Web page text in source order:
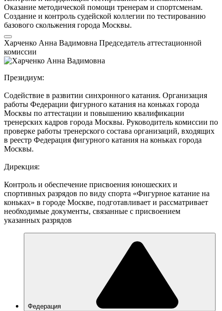
Оказание методической помощи тренерам и спортсменам.
Создание и контроль судейской коллегии по тестированию
базового скольжения города Москвы.
Харченко Анна Вадимовна Председатель аттестационной
комиссии
Президиум:
Содействие в развитии синхронного катания. Организация
работы Федерации фигурного катания на коньках города
Москвы по аттестации и повышению квалификации
тренерских кадров города Москвы. Руководитель комиссии по
проверке работы тренерского состава организаций, входящих
в реестр Федерация фигурного катания на коньках города
Москвы.
Дирекция:
Контроль и обеспечение присвоения юношеских и
спортивных разрядов по виду спорта «Фигурное катание на
коньках» в городе Москве, подготавливает и рассматривает
необходимые документы, связанные с присвоением
указанных разрядов
Федерация